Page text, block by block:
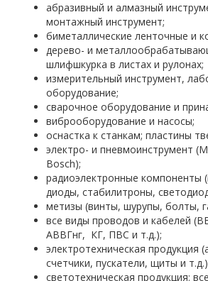
абразивный и алмазный
монтажный инструмент;
биметаллические ленточные и
дерево- и
шлифшкурка в листах и рулонах;
измерительный инструмент,
оборудование;
сварочное оборудование и
виброоборудование и насосы;
оснастка к станкам; пластины
электро- и пневмоинструмент
Bosch);
радиоэлектронные компоненты
диоды, стабилитроны,
метизы (винты, шурупы, болты,
все виды проводов и кабелей
АВВГнг, КГ, ПВС и т.д.);
электротехническая продукция
счетчики, пускатели, щиты и
светотехническая продукция: